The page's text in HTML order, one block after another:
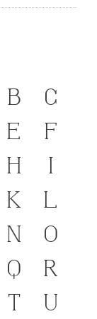
B
C
E
F
H
I
K
L
N
O
Q
R
T
U